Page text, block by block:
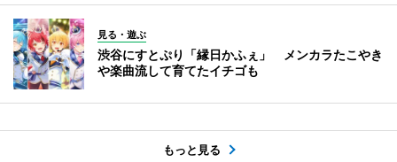
見る・遊ぶ
渋谷にすとぷり「縁日かふぇ」 メンカラたこやき
や楽曲流して育てたイチゴも
もっと見る